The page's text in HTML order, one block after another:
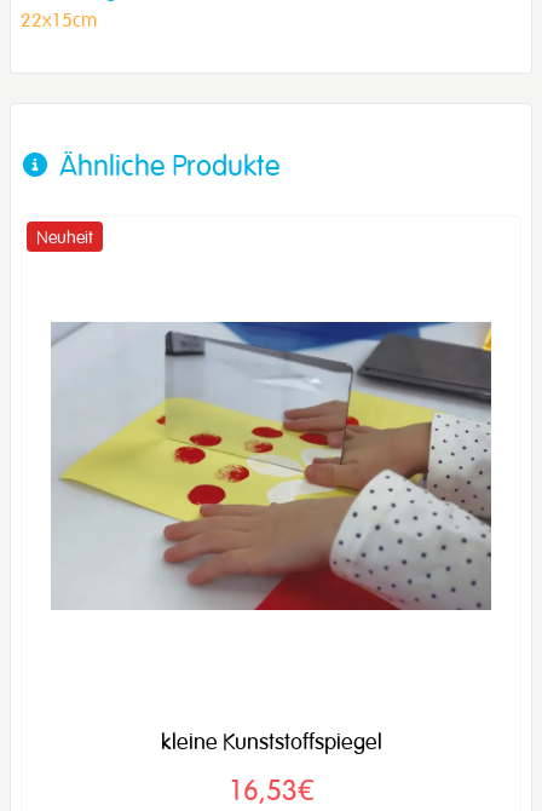
22x15cm
Ähnliche Produkte
Neuheit
kleine Kunststoffspiegel
16,53€